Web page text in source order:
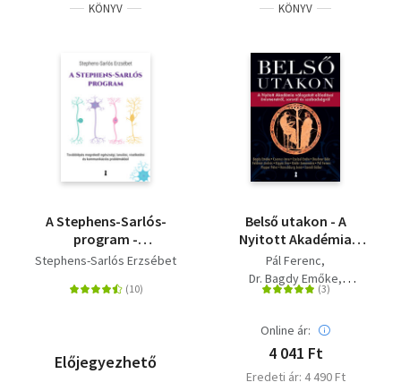
KÖNYV
A Stephens-Sarlós-
program -
Továbblépés
tanulási, viselkedési és
Stephens-Sarlós Erzsébet
Előjegyezhető
KÖNYV
Belső utakon - A
Nyitott Akadémia
válogatott előadásai
önismeretről, sorsról
és szabadságról
Pál Ferenc
Dr. Bagdy Emőke
Popper Péter Kígyós Éva
Daubner Béla
Dr. Czeizel Endre
Feldmár András
Dr. Csernus Imre
Online ár:
4 041 Ft
Eredeti ár: 4 490 Ft